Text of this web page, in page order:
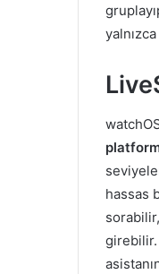
hassas
girebilir.